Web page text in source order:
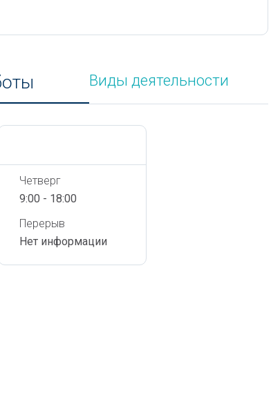
Виды деятельности
Четверг
9:00 - 18:00
Перерыв
Нет информации